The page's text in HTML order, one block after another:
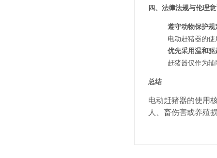
四、 法律法规与伦理
遵守动物保护规
电动赶猪器的
优先采用温和驱
赶猪器仅作为
总结
电动赶猪器的使用
人、畜伤害或养殖